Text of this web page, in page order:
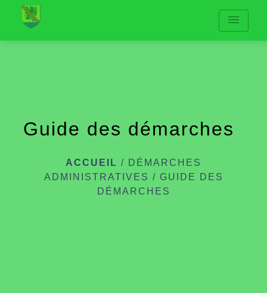
menu
Guide des démarches
ACCUEIL / DÉMARCHES
ADMINISTRATIVES / GUIDE DES
DÉMARCHES